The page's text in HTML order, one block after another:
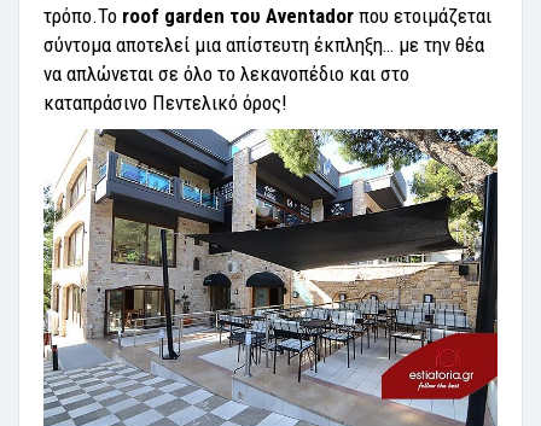
τρόπο.Το roof garden του Aventador που ετοιμάζεται
σύντομα αποτελεί μια απίστευτη έκπληξη… με την θέα
να απλώνεται σε όλο το λεκανοπέδιο και στο
καταπράσινο Πεντελικό όρος!